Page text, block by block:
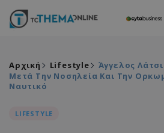
Αρχική Lifestyle
Άγγελος
Μετά Την Νοσηλεία Και Την
Nαυτικό
LIFESTYLE